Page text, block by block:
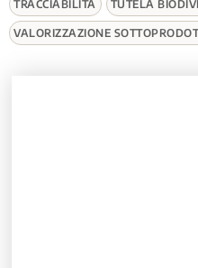
TRACCIABILITÀ TUTELA
VALORIZZAZIONE